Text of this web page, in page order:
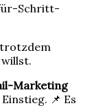
Schritt-
Marketing
📌 Es